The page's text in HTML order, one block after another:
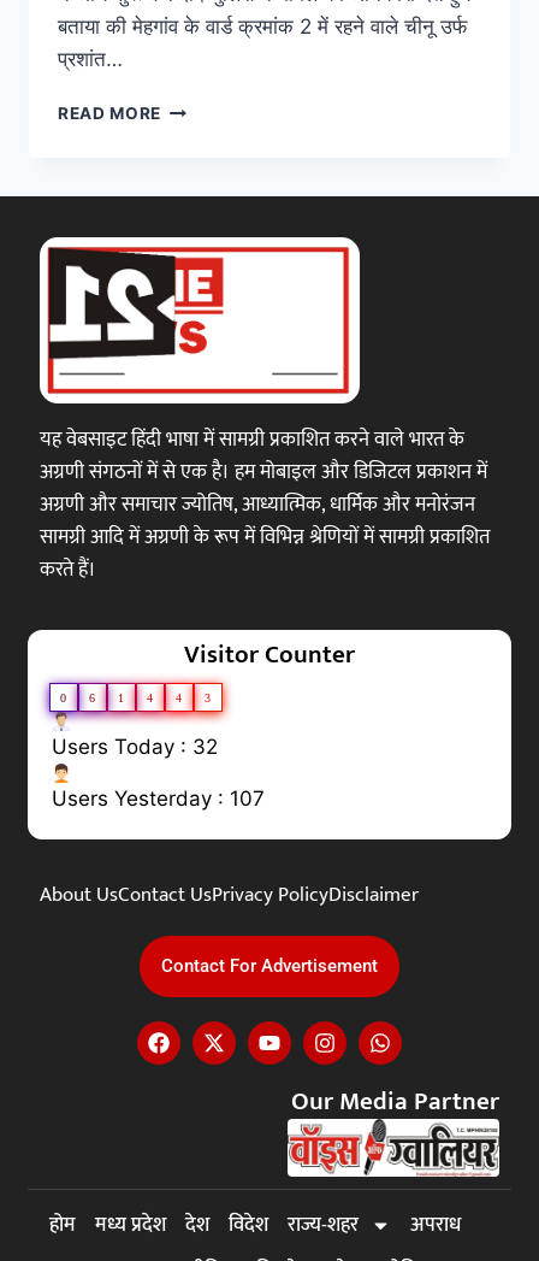
बताया की मेहगांव के वार्ड क्रमांक 2 में रहने वाले चीनू उर्फ
प्रशांत…
READ MORE
यह वेबसाइट हिंदी भाषा में सामग्री प्रकाशित करने वाले भारत के
अग्रणी संगठनों में से एक है। हम मोबाइल और डिजिटल प्रकाशन में
अग्रणी और समाचार ज्योतिष, आध्यात्मिक, धार्मिक और मनोरंजन
सामग्री आदि में अग्रणी के रूप में विभिन्न श्रेणियों में सामग्री प्रकाशित
करते हैं।
Visitor Counter
0 6 1 4 4 3
Users Today : 32
Users Yesterday : 107
About UsContact UsPrivacy PolicyDisclaimer
Contact For Advertisement
Our Media Partner
होम मध्य प्रदेश देश विदेश राज्य-शहर
अपराध